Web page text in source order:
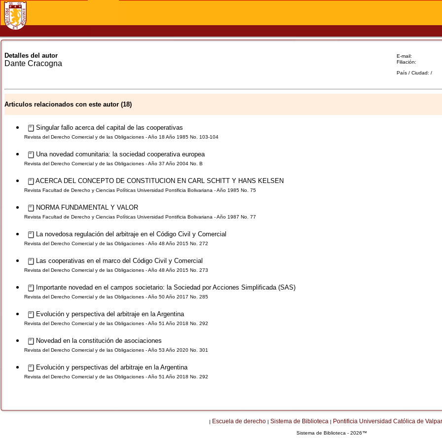
E-mail:
Filiación:
País / Ciudad: /
Detalles del autor
Dante Cracogna
Articulos relacionados con este autor (18)
Singular fallo acerca del capital de las cooperativas
Revista del Derecho Comercial y de las Obligaciones - Año 18 Año 1985 No. 103-104
Una novedad comunitaria: la sociedad cooperativa europea
Revista del Derecho Comercial y de las Obligaciones - Año 37 Año 2004 No. B
ACERCA DEL CONCEPTO DE CONSTITUCION EN CARL SCHITT Y HANS KELSEN
Revista Facultad de Derecho y Ciencias Políticas Universidad Pontificia Bolivariana - Año 1985 No. 75
NORMA FUNDAMENTAL Y VALOR
Revista Facultad de Derecho y Ciencias Políticas Universidad Pontificia Bolivariana - Año 1987 No. 77
La novedosa regulación del arbitraje en el Código Civil y Comercial
Revista del Derecho Comercial y de las Obligaciones - Año 48 Año 2015 No. 272
Las cooperativas en el marco del Código Civil y Comercial
Revista del Derecho Comercial y de las Obligaciones - Año 48 Año 2015 No. 273
Importante novedad en el campos societario: la Sociedad por Acciones Simplificada (SAS)
Revista del Derecho Comercial y de las Obligaciones - Año 50 Año 2017 No. 285
Evolución y perspectiva del arbitraje en la Argentina
Revista del Derecho Comercial y de las Obligaciones - Año 51 Año 2018 No. 292
Novedad en la constitución de asociaciones
Revista del Derecho Comercial y de las Obligaciones - Año 53 Año 2020 No. 301
Evolución y perspectivas del arbitraje en la Argentina
Revista del Derecho Comercial y de las Obligaciones - Año 51 Año 2018 No. 292
| Escuela de derecho | Sistema de Biblioteca | Pontificia Universidad Católica de
Sistema de Biblioteca - 2026™